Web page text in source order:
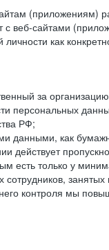
(приложениям)
с веб-сайтами
как
за
персональных
РФ;
данными, как
действует
есть только у
контроля мы